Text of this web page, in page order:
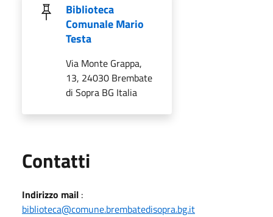
Biblioteca
Comunale Mario
Testa
Via Monte Grappa,
13, 24030 Brembate
di Sopra BG Italia
Contatti
Indirizzo mail :
biblioteca@comune.brembatedisopra.bg.it